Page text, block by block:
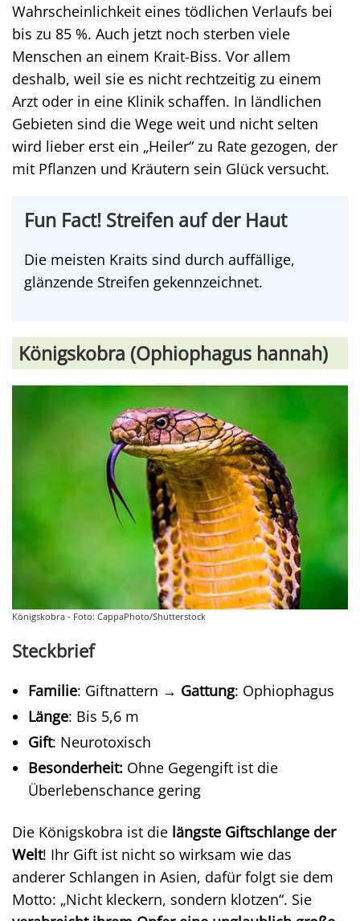
Wahrscheinlichkeit eines tödlichen Verlaufs bei
bis zu 85 %. Auch jetzt noch sterben viele
Menschen an einem Krait-Biss. Vor allem
deshalb, weil sie es nicht rechtzeitig zu einem
Arzt oder in eine Klinik schaffen. In ländlichen
Gebieten sind die Wege weit und nicht selten
wird lieber erst ein „Heiler“ zu Rate gezogen, der
mit Pflanzen und Kräutern sein Glück versucht.
Fun Fact! Streifen auf der Haut
Die meisten Kraits sind durch auffällige,
glänzende Streifen gekennzeichnet.
Königskobra (Ophiophagus hannah)
Königskobra - Foto: CappaPhoto/Shutterstock
Steckbrief
Familie: Giftnattern → Gattung: Ophiophagus
Länge: Bis 5,6 m
Gift: Neurotoxisch
Besonderheit: Ohne Gegengift ist die
Überlebenschance gering
Die Königskobra ist die längste Giftschlange der
Welt! Ihr Gift ist nicht so wirksam wie das
anderer Schlangen in Asien, dafür folgt sie dem
Motto: „Nicht kleckern, sondern klotzen“. Sie